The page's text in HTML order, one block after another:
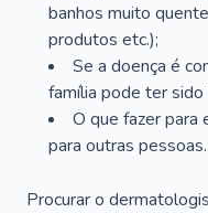
banhos muito
produtos etc.);
Se a doença é
família pode ter sido
O que fazer para
para outras pessoas.
Procurar o